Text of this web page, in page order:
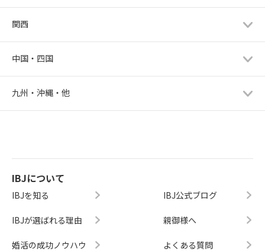
関西
中国・四国
九州・沖縄・他
IBJについて
IBJを知る
IBJが選ばれる理由
婚活の成功ノウハウ
IBJ公式ブログ
親御様へ
よくある質問